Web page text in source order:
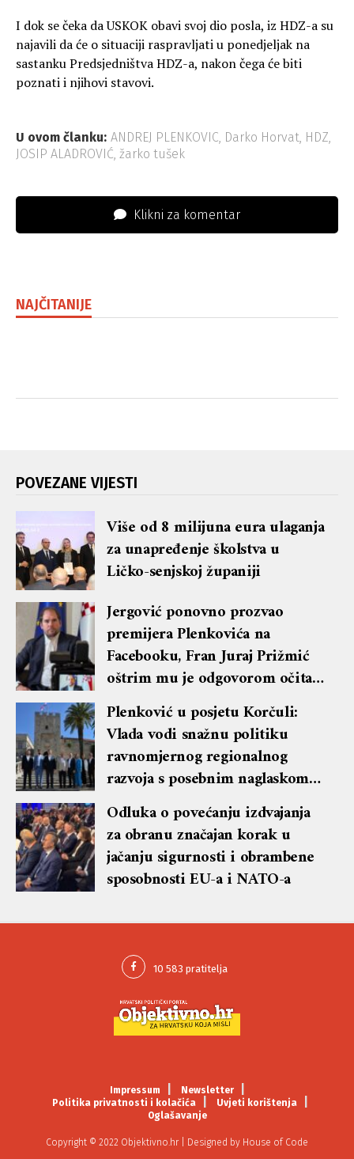
I dok se čeka da USKOK obavi svoj dio posla, iz HDZ-a su
najavili da će o situaciji raspravljati u ponedjeljak na
sastanku Predsjedništva HDZ-a, nakon čega će biti
poznati i njihovi stavovi.
U ovom članku: ANDREJ PLENKOVIC, Darko Horvat, HDZ,
JOSIP ALADROVIĆ, žarko tušek
Klikni za komentar
NAJČITANIJE
POVEZANE VIJESTI
Više od 8 milijuna eura ulaganja
za unapređenje školstva u
Ličko-senjskoj županiji
Jergović ponovno prozvao
premijera Plenkovića na
Facebooku, Fran Juraj Prižmić
oštrim mu je odgovorom očitao
lekciju te dobio blok i brisanje
komentara
Plenković u posjetu Korčuli:
Vlada vodi snažnu politiku
ravnomjernog regionalnog
razvoja s posebnim naglaskom
na otoke
Odluka o povećanju izdvajanja
za obranu značajan korak u
jačanju sigurnosti i obrambene
sposobnosti EU-a i NATO-a
Impressum
Newsletter
Politika privatnosti i kolačića
Uvjeti korištenja
Oglašavanje
Copyright © 2022 Objektivno.hr | Designed by House of Code